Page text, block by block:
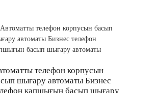
телефон корпусын
шығару автоматы Бизнес
қапшығын басып шығару